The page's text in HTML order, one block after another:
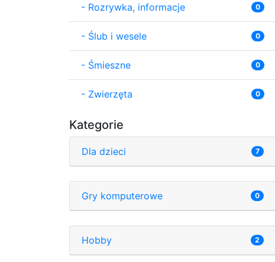
- Rozrywka, informacje 0
- Ślub i wesele 0
- Śmieszne 0
- Zwierzęta 0
Kategorie
Dla dzieci 7
Gry komputerowe 0
Hobby 2